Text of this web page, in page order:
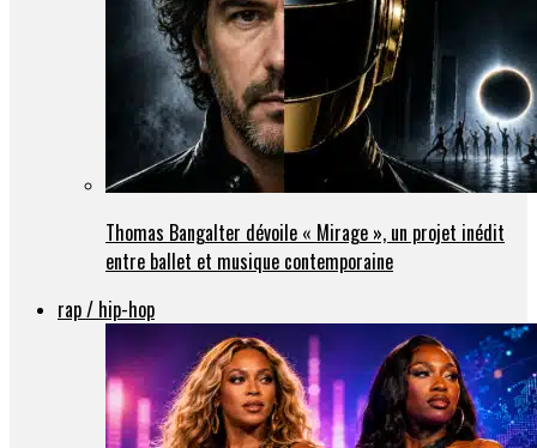
Thomas Bangalter dévoile « Mirage », un projet inédit
entre ballet et musique contemporaine
rap / hip-hop